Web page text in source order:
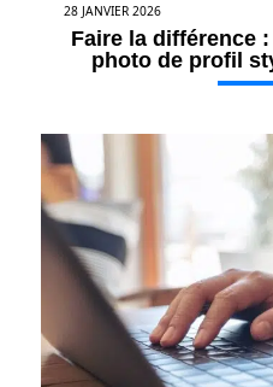
28 JANVIER 2026
Faire la différence :
photo de profil